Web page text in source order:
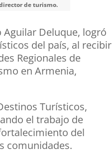
de turismo.
Aguilar Deluque, logró
del país, al recibir
Regionales de
en Armenia,
Turísticos,
el trabajo de
del
comunidades.